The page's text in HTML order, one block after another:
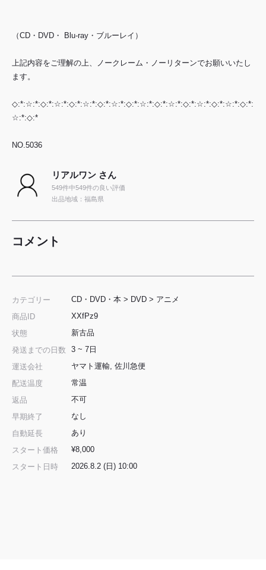
（CD・DVD・ Blu-ray・ブルーレイ）
上記内容をご理解の上、ノークレーム・ノーリターンでお願いいたし
ます。
◇:*:☆:*:◇:*:☆:*:◇:*:☆:*:◇:*:☆:*:◇:*:☆:*:◇:*:☆:*:◇:*:☆:*:◇:*:☆:*:◇:*:
☆:*:◇:*
NO.5036
リアルワン さん
549件中549件の良い評価
出品地域：福島県
コメント
カテゴリー CD・DVD・本 > DVD > アニメ
商品ID
XXfPz9
状態
新古品
発送までの日数
3 ~ 7日
運送会社
ヤマト運輸, 佐川急便
配送温度
常温
返品
不可
早期終了
なし
自動延長
あり
スタート価格
¥8,000
スタート日時
2026.8.2 (日) 10:00